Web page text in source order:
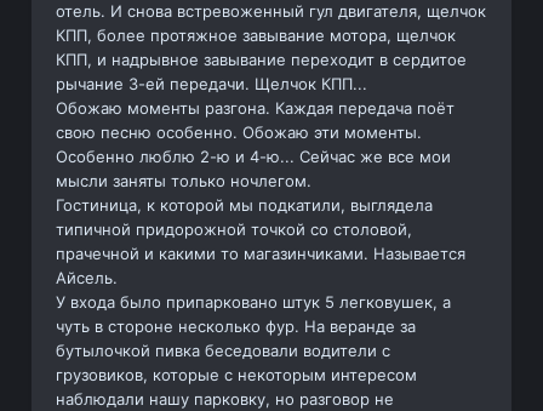
отель. И снова встревоженный гул двигателя, щелчок
КПП, более протяжное завывание мотора, щелчок
КПП, и надрывное завывание переходит в сердитое
рычание 3-ей передачи. Щелчок КПП...
Обожаю моменты разгона. Каждая передача поёт
свою песню особенно. Обожаю эти моменты.
Особенно люблю 2-ю и 4-ю... Сейчас же все мои
мысли заняты только ночлегом.
Гостиница, к которой мы подкатили, выглядела
типичной придорожной точкой со столовой,
прачечной и какими то магазинчиками. Называется
Айсель.
У входа было припарковано штук 5 легковушек, а
чуть в стороне несколько фур. На веранде за
бутылочкой пивка беседовали водители с
грузовиков, которые с некоторым интересом
наблюдали нашу парковку, но разговор не